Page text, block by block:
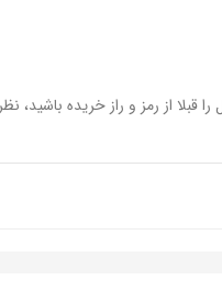
قبلا از رمز و راز خریده